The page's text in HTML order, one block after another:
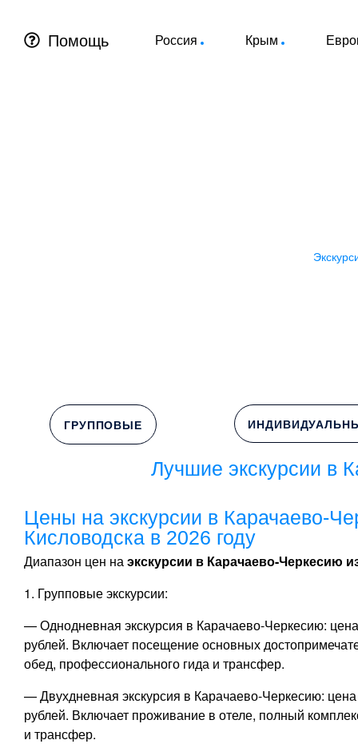
Помощь Россия Крым
ГРУППОВЫЕ
Лучшие экскурсии в
Цены на экскурсии в Карачаево-
Кисловодска в 2026 году
Диапазон цен наэкскурсии в Карачаево-Черкесию
1. Групповые экскурсии:
— Однодневная экскурсия в Карачаево-Черкесию:
рублей. Включает посещение основных
обед, профессионального гида и трансфер.
— Двухдневная экскурсия в Карачаево-Черкесию:
рублей. Включает проживание в отеле, полный
и трансфер.